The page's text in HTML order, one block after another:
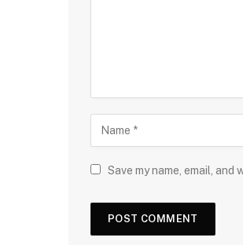
Save my name, email,